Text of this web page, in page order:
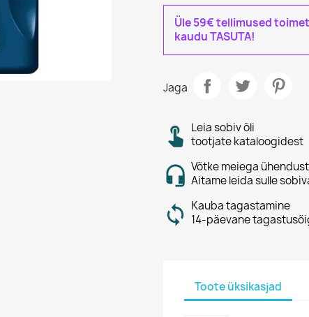
Üle 59€ tellimused
kaudu TASUTA!
Jaga
Leia sobiv õli
tootjate kataloogidest
Võtke meiega ühendust
Aitame leida sulle
Kauba tagastamine
14-päevane
Toote üksikasjad